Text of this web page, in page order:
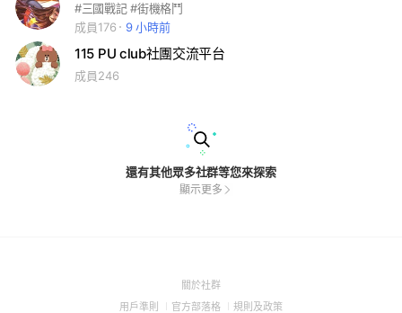
#三國戰記 #街機格鬥
成員176
9 小時前
115 PU club社團交流平台
成員246
還有其他眾多社群等您來探索
顯示更多
關於社群(Open
用戶準則 (Open
官方部落格 (Open
規則及政策(Open